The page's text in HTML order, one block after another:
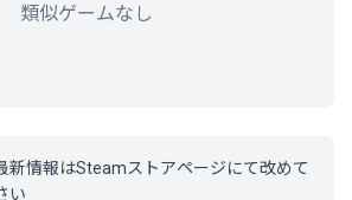
類似ゲームなし
新情報はSteamストアページにて改めて
い